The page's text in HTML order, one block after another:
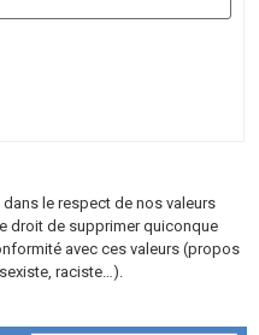
le respect de nos valeurs
droit de supprimer quiconque
avec ces valeurs (propos
raciste…).